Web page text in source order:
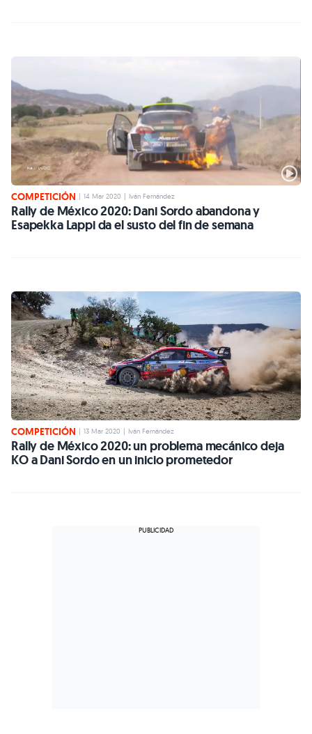
COMPETICIÓN 14 Mar 2020 Iván Fernández
Rally de México 2020: Dani Sordo abandona y
Esapekka Lappi da el susto del fin de semana
COMPETICIÓN 13 Mar 2020 Iván Fernández
Rally de México 2020: un problema mecánico deja
KO a Dani Sordo en un inicio prometedor